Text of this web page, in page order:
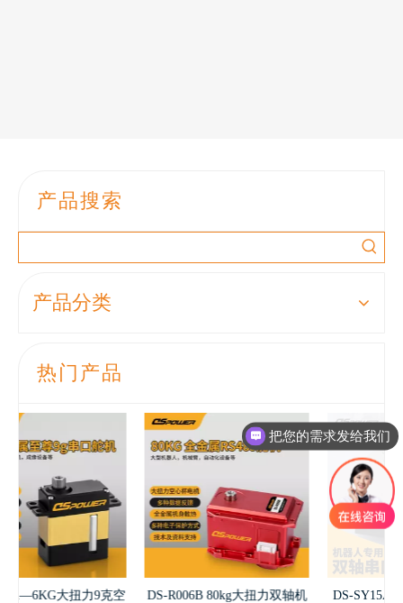
产品搜索
产品分类
热门产品
9克空
DS-R006B 80kg大扭力双轴机
DS-SY15A 15KG双轴金属
把您的需求发给我们